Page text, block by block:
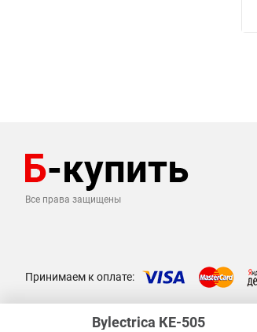
Все права защищены
Принимаем к оплате:
Bylectrica КЕ-505